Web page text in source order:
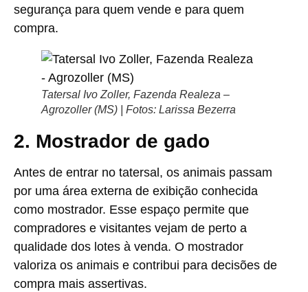
segurança para quem vende e para quem
compra.
Tatersal Ivo Zoller, Fazenda Realeza –
Agrozoller (MS) | Fotos: Larissa Bezerra
2. Mostrador de gado
Antes de entrar no tatersal, os animais passam
por uma área externa de exibição conhecida
como mostrador. Esse espaço permite que
compradores e visitantes vejam de perto a
qualidade dos lotes à venda. O mostrador
valoriza os animais e contribui para decisões de
compra mais assertivas.